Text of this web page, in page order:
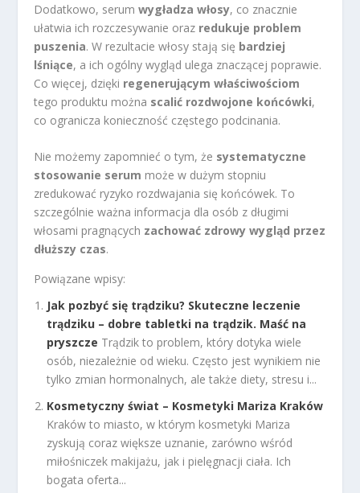
Dodatkowo, serumwygładza włosy, co znacznie
ułatwia ich rozczesywanie oraz redukuje problem
puszenia. W rezultacie włosy stają się bardziej
lśniące, a ich ogólny wygląd ulega znaczącej poprawie.
Co więcej, dzięki regenerującym właściwościom
tego produktu można scalić rozdwojone końcówki,
co ogranicza konieczność częstego podcinania.
Nie możemy zapomnieć o tym, że systematyczne
stosowanie serum może w dużym stopniu
zredukować ryzyko rozdwajania się końcówek. To
szczególnie ważna informacja dla osób z długimi
włosami pragnących zachować zdrowy wygląd przez
dłuższy czas.
Powiązane wpisy:
Jak pozbyć się trądziku? Skuteczne leczenie
trądziku – dobre tabletki na trądzik. Maść na
pryszcze Trądzik to problem, który dotyka wiele
osób, niezależnie od wieku. Często jest wynikiem nie
tylko zmian hormonalnych, ale także diety, stresu i...
Kosmetyczny świat – Kosmetyki Mariza Kraków
Kraków to miasto, w którym kosmetyki Mariza
zyskują coraz większe uznanie, zarówno wśród
miłośniczek makijażu, jak i pielęgnacji ciała. Ich
bogata oferta...